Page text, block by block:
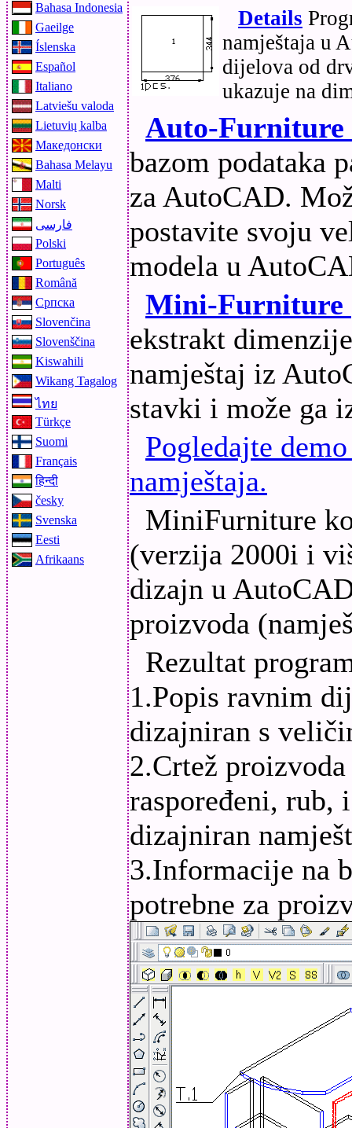
Bahasa Indonesia
Gaeilge
Íslenska
Español
Italiano
Latviešu valoda
Lietuvių kalba
Македонски
Bahasa Melayu
Malti
Norsk
فارسی
Polski
Português
Română
Српска
Slovenčina
Slovenščina
Kiswahili
Wikang Tagalog
ไทย
Türkçe
Suomi
Français
हिन्दी
česky
Svenska
Eesti
Afrikaans
Details
namještaja u
dijelova od
ukazuje na
Auto-Furniture
bazom podataka
za AutoCAD.
postavite svoju
modela u
Mini-Furniture
ekstrakt
namještaj iz
stavki i može ga
Pogledajte
namještaja.
MiniFurniture
(verzija 2000i i
dizajn u
proizvoda
Rezultat
1.Popis ravnim
dizajniran s
2.Crtež
raspoređeni, rub,
dizajniran
3.Informacije na
potrebne za